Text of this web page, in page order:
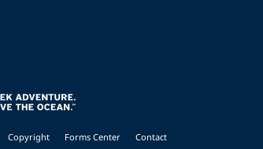
Copyright Forms Center Contact